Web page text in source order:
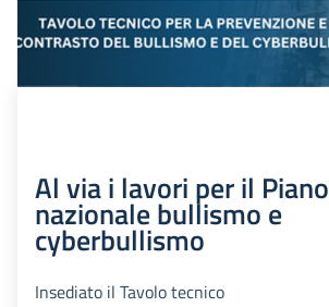
Al via i lavori per il Piano
nazionale bullismo e
cyberbullismo
Insediato il Tavolo tecnico